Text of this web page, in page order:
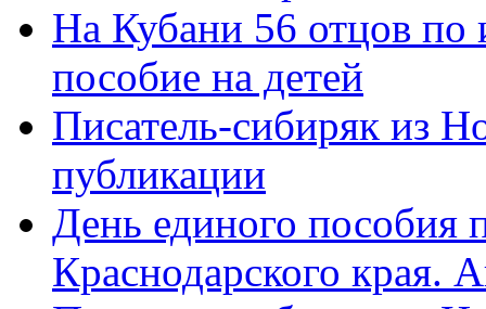
На Кубани 56 отцов по
пособие на детей
Писатель-сибиряк из
публикации
День единого пособия
Краснодарского края.